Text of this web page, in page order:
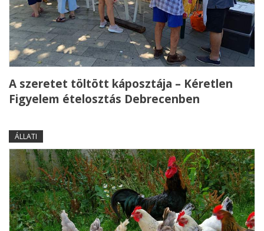
A szeretet töltött káposztája – Kéretlen
Figyelem ételosztás Debrecenben
ÁLLATI